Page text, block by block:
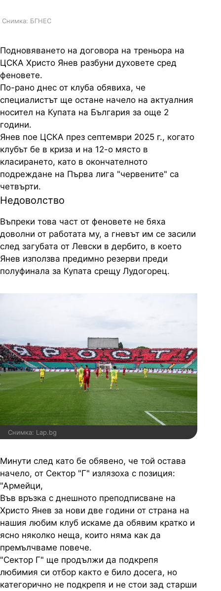
Снимка: БГНЕС
Подновяването на договора на треньора на
ЦСКА Христо Янев разбуни духовете сред
феновете.
По-рано днес от клуба обявиха, че
специалистът ще остане начело на актуалния
носител на Купата на България за още 2
години.
Янев пое ЦСКА през септември 2025 г., когато
клубът бе в криза и на 12-о място в
класирането, като в окончателното
подреждане на Първа лига "червените" са
четвърти.
Недоволство
Въпреки това част от феновете не бяха
доволни от работата му, а гневът им се засили
след загубата от Левски в дербито, в което
Янев използва предимно резерви преди
полуфинала за Купата срещу Лудогорец.
Снимка: Lap.bg
Минути след като бе обявено, че той остава
начело, от Сектор "Г" излязоха с позиция:
"Армейци,
Във връзка с днешното преподписване на
Христо Янев за нови две години от страна на
нашия любим клуб искаме да обявим кратко и
ясно няколко неща, които няма как да
премълчваме повече.
"Сектор Г" ще продължи да подкрепя
любимия си отбор както е било досега, но
категорично не подкрепя и не стои зад старши